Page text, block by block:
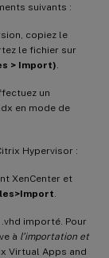
suivants :
copiez le
le fichier sur
> Import)
un
en mode de
Hypervisor :
XenCenter et
.vhd importé. Pour
à l’importation et
Virtual Apps and